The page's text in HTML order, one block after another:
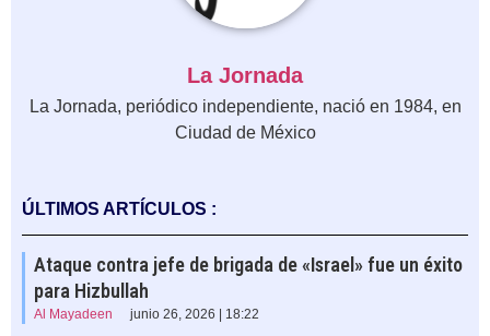
La Jornada
La Jornada, periódico independiente, nació en 1984, en
Ciudad de México
ÚLTIMOS ARTÍCULOS :
Ataque contra jefe de brigada de «Israel» fue un éxito
para Hizbullah
Al Mayadeen junio 26, 2026 | 18:22